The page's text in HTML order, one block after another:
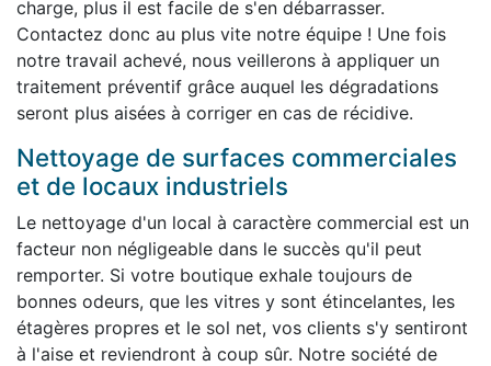
charge, plus il est facile de s'en débarrasser.
Contactez donc au plus vite notre équipe ! Une fois
notre travail achevé, nous veillerons à appliquer un
traitement préventif grâce auquel les dégradations
seront plus aisées à corriger en cas de récidive.
Nettoyage de surfaces commerciales
et de locaux industriels
Le nettoyage d'un local à caractère commercial est un
facteur non négligeable dans le succès qu'il peut
remporter. Si votre boutique exhale toujours de
bonnes odeurs, que les vitres y sont étincelantes, les
étagères propres et le sol net, vos clients s'y sentiront
à l'aise et reviendront à coup sûr. Notre société de